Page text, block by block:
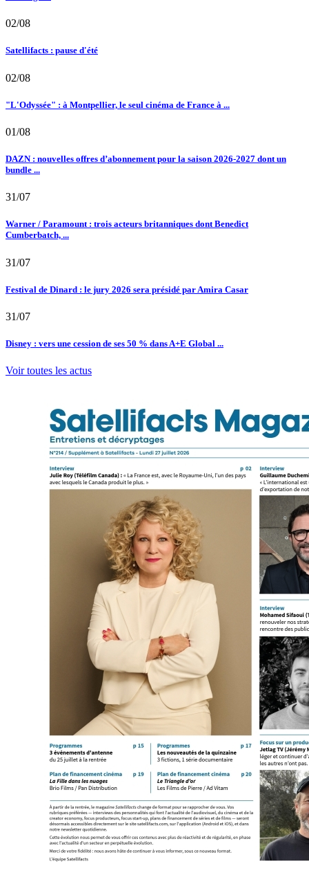
02/08
Satellifacts : pause d'été
02/08
"L'Odyssée" : à Montpellier, le seul cinéma de France à ...
01/08
DAZN : nouvelles offres d’abonnement pour la saison 2026-2027 dont un
bundle ...
31/07
Warner / Paramount : trois acteurs britanniques dont Benedict
Cumberbatch, ...
31/07
Festival de Dinard : le jury 2026 sera présidé par Amira Casar
31/07
Disney : vers une cession de ses 50 % dans A+E Global ...
Voir toutes les actus